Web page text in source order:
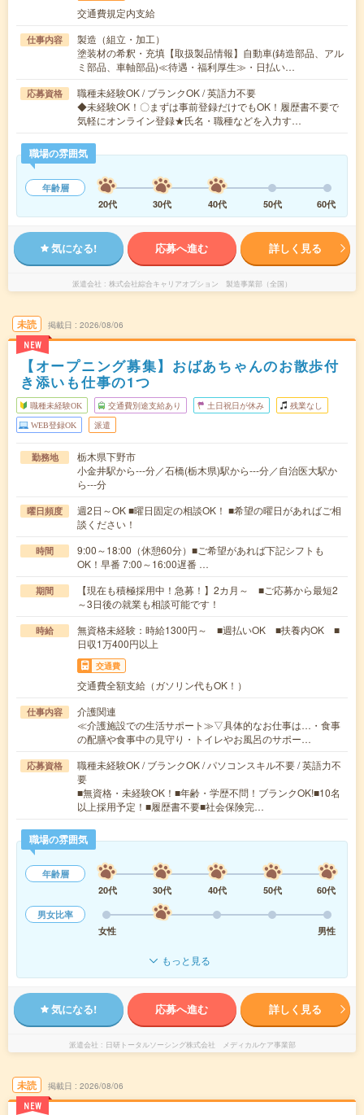
交通費規定内支給
仕事内容
製造（組立・加工）
塗装材の希釈・充填【取扱製品情報】自動車(鋳造部品、アル
ミ部品、車軸部品)≪待遇・福利厚生≫・日払い…
応募資格
職種未経験OK / ブランクOK / 英語力不要
◆未経験OK！〇まずは事前登録だけでもOK！履歴書不要で
気軽にオンライン登録★氏名・職種などを入力す…
職場の雰囲気
年齢層
20代
30代 40代 50代 60代
気になる! 応募へ進む 詳しく見る
派遣会社 株式会社綜合キャリアオプション 製造事業部（全国）
未読
NEW
掲載日 2026/08/06
【オープニング募集】おばあちゃんのお散歩付
き添いも仕事の1つ
職種未経験OK 交通費別途支給あり 土日祝日が休み 残業なし
WEB登録OK 派遣
勤務地
栃木県下野市
小金井駅から---分／石橋(栃木県)駅から---分／自治医大駅か
ら---分
曜日頻度
週2日～OK ■曜日固定の相談OK！ ■希望の曜日があればご相
談ください！
時間
9:00～18:00（休憩60分）■ご希望があれば下記シフトも
OK！早番 7:00～16:00遅番 …
期間
【現在も積極採用中！急募！】2カ月～ ■ご応募から最短2
～3日後の就業も相談可能です！
時給
無資格未経験：時給1300円～ ■週払いOK ■扶養内OK ■
日収1万400円以上
交通費
交通費全額支給（ガソリン代もOK！）
仕事内容
介護関連
≪介護施設での生活サポート≫▽具体的なお仕事は…・食事
の配膳や食事中の見守り・トイレやお風呂のサポー…
応募資格
職種未経験OK / ブランクOK / パソコンスキル不要 / 英語力不
要
■無資格・未経験OK！■年齢・学歴不問！ブランクOK!■10名
以上採用予定！■履歴書不要■社会保険完…
職場の雰囲気
年齢層
20代
30代 40代 50代
60代
男女比率
女性
男性
もっと見る
気になる! 応募へ進む 詳しく見る
派遣会社 日研トータルソーシング株式会社 メディカルケア事業部
未読
NEW
掲載日 2026/08/06